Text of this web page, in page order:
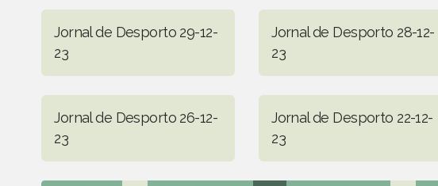
Jornal de Desporto 29-12-
23
Jornal de Desporto 28-12-
23
Jornal de Desporto 26-12-
23
Jornal de Desporto 22-12-
23